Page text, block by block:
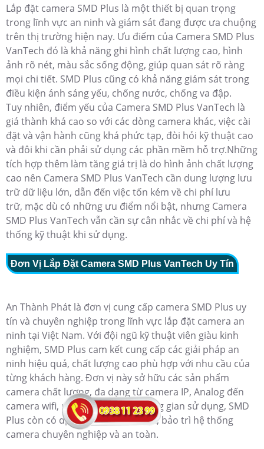
Lắp đặt camera SMD Plus là một thiết bị quan trọng
trong lĩnh vực an ninh và giám sát đang được ưa chuộng
trên thị trường hiện nay. Ưu điểm của Camera SMD Plus
VanTech đó là khả năng ghi hình chất lượng cao, hình
ảnh rõ nét, màu sắc sống động, giúp quan sát rõ ràng
mọi chi tiết. SMD Plus cũng có khả năng giám sát trong
điều kiện ánh sáng yếu, chống nước, chống va đập.
Tuy nhiên, điểm yếu của Camera SMD Plus VanTech là
giá thành khá cao so với các dòng camera khác, việc cài
đặt và vận hành cũng khá phức tạp, đòi hỏi kỹ thuật cao
và đôi khi cần phải sử dụng các phần mềm hỗ trợ.Những
tích hợp thêm làm tăng giá trị là do hình ảnh chất lượng
cao nên Camera SMD Plus VanTech cần dung lượng lưu
trữ dữ liệu lớn, dẫn đến việc tốn kém về chi phí lưu
trữ, mặc dù có những ưu điểm nổi bật, nhưng Camera
SMD Plus VanTech vẫn cần sự cân nhắc về chi phí và hệ
thống kỹ thuật khi sử dụng.
Đơn Vị Lắp Đặt Camera SMD Plus VanTech Uy Tín
An Thành Phát là đơn vị cung cấp camera SMD Plus uy
tín và chuyên nghiệp trong lĩnh vực lắp đặt camera an
ninh tại Việt Nam. Với đội ngũ kỹ thuật viên giàu kinh
nghiệm, SMD Plus cam kết cung cấp các giải pháp an
ninh hiệu quả, chất lượng cao phù hợp với nhu cầu của
từng khách hàng. Đơn vị này sở hữu các sản phẩm
camera chất lượng, đa dạng từ camera IP, Analog đến
camera wifi, phù hợp với mọi không gian sử dụng, SMD
Plus còn có dịch vụ tư vấn, lắp đặt, bảo trì hệ thống
camera chuyên nghiệp và an toàn.